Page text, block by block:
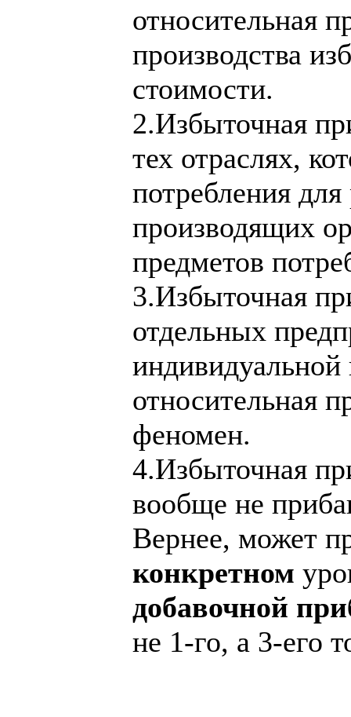
относительная
производства
стоимости.
2.Избыточная
тех отраслях,
потребления
производящих
предметов
3.Избыточная
отдельных
относительная
феномен.
4.Избыточная
вообще не
Вернее, может
конкретном
добавочной
не 1-го, а 3-его